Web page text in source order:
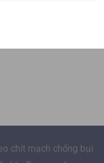
chít mạch chống bụi